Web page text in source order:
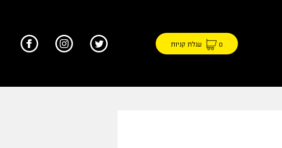
0 עגלת קניות